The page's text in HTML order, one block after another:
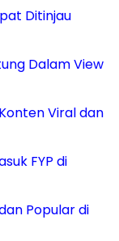
Ditinjau
Dalam View
Viral dan
FYP di
Popular di